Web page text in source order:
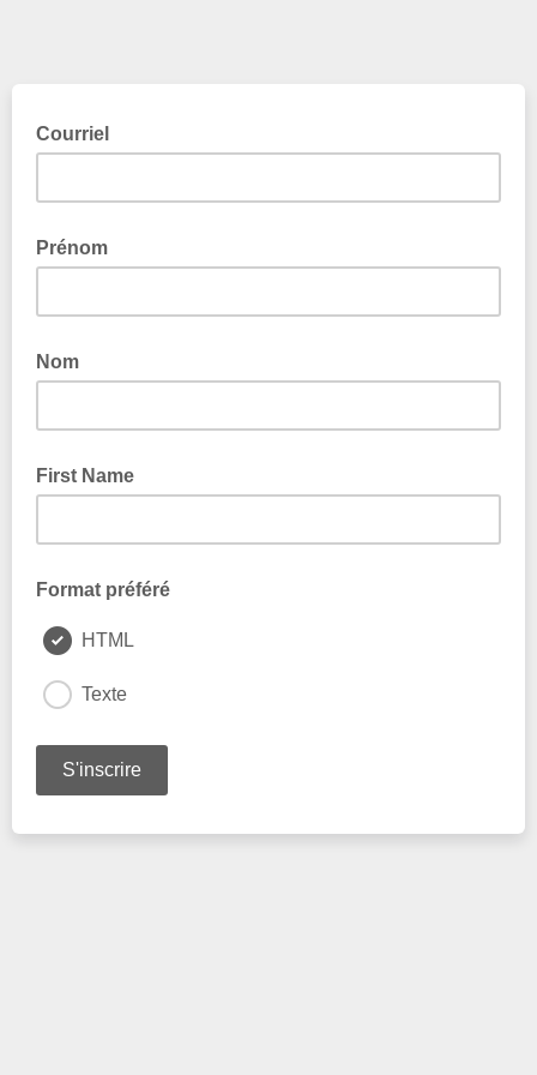
Courriel
Prénom
Nom
First Name
Format préféré
HTML
Texte